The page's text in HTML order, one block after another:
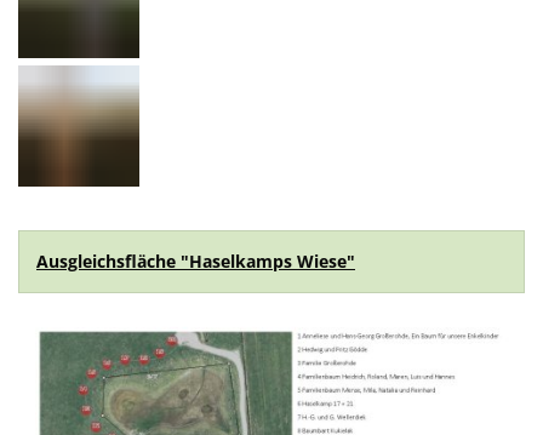
Ausgleichsfläche "Haselkamps Wiese"